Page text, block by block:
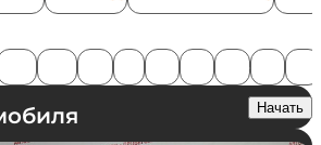
Начать
20092010201120122013201420152016